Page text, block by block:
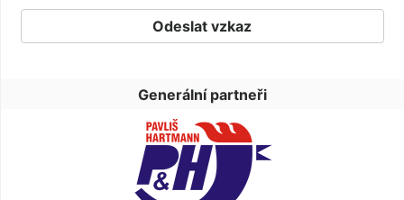
Generální partneři